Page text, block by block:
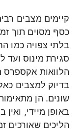
קיימים מצבים
כסף מסוים תוך
בלתי צפויה כמו
סגירת מינוס ועד
הלוואות אקספרס
בדיוק למצבים
שונים. הן
באופן מיידי,
הליכים שאורכים